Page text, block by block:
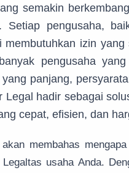
semakin
Setiap pengusaha,
membutuhkan izin
pengusaha
panjang,
Legal hadir sebagai
cepat, efisien, dan
membahas
usaha Anda.